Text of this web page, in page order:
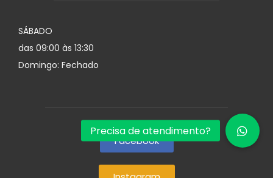
SÁBADO
das 09:00 às 13:30
Domingo: Fechado
Facebook